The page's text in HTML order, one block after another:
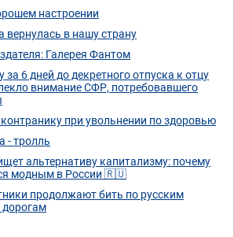
настроении
вернулась в нашу страну
Галерея Фантом
за 6 дней до декретного отпуска к отцу
внимание СФР, потребовавшего
при увольнении по здоровью
- тролль
альтернативу капитализму: почему
модным в России 🇷🇺
продолжают бить по русским